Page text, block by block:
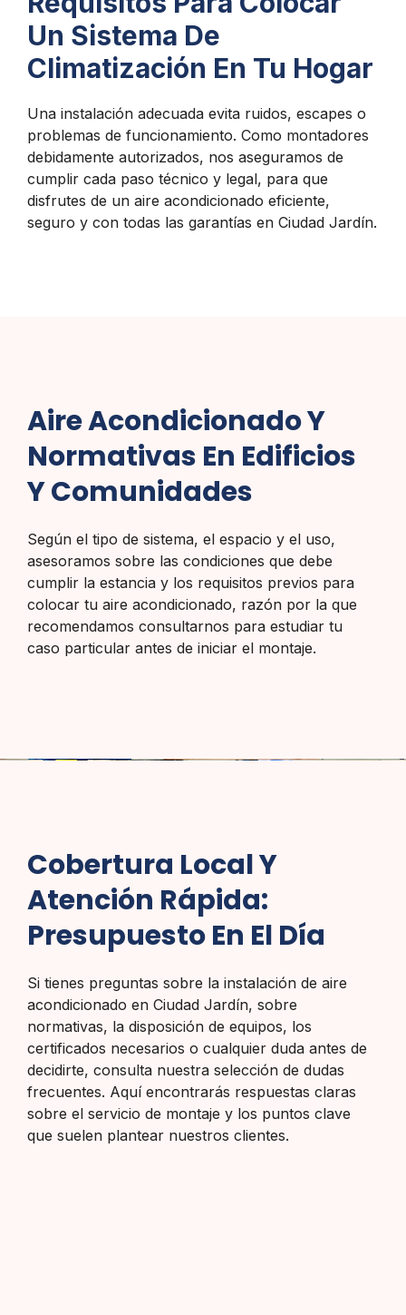
Un Sistema De
Climatización En Tu Hogar
Una instalación adecuada evita ruidos, escapes o
problemas de funcionamiento. Como montadores
debidamente autorizados, nos aseguramos de
cumplir cada paso técnico y legal, para que
disfrutes de un aire acondicionado eficiente,
seguro y con todas las garantías en Ciudad Jardín.
Aire Acondicionado Y
Normativas En Edificios
Y Comunidades
Según el tipo de sistema, el espacio y el uso,
asesoramos sobre las condiciones que debe
cumplir la estancia y los requisitos previos para
colocar tu aire acondicionado, razón por la que
recomendamos consultarnos para estudiar tu
caso particular antes de iniciar el montaje.
Cobertura Local Y
Atención Rápida:
Presupuesto En El Día
Si tienes preguntas sobre la instalación de aire
acondicionado en Ciudad Jardín, sobre
normativas, la disposición de equipos, los
certificados necesarios o cualquier duda antes de
decidirte, consulta nuestra selección de dudas
frecuentes. Aquí encontrarás respuestas claras
sobre el servicio de montaje y los puntos clave
que suelen plantear nuestros clientes.